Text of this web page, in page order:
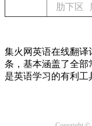
肋下区
集火网英语在线翻译
条，基本涵盖了全部
是英语学习的有利工